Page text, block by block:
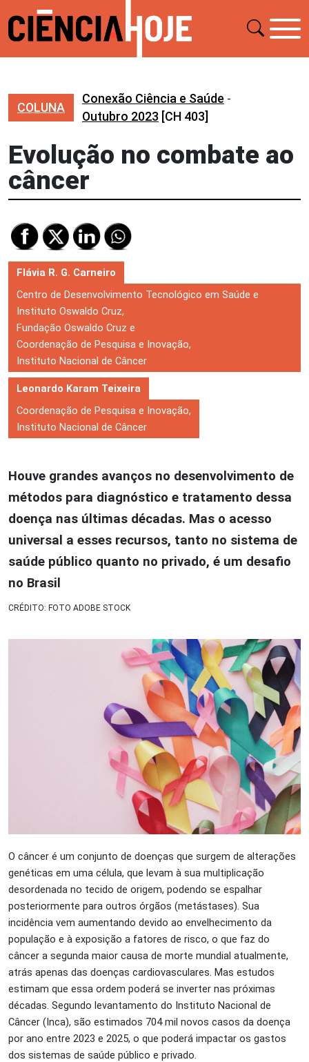
COLUNA
Conexão Ciência e Saúde -
Outubro 2023 [CH 403]
Evolução no combate ao
câncer
Flávia R. G. Carneiro
Centro de Desenvolvimento Tecnológico em Saúde e
Instituto Oswaldo Cruz,
Fundação Oswaldo Cruz e
Coordenação de Pesquisa e Inovação,
Instituto Nacional de Câncer
Leonardo Karam Teixeira
Coordenação de Pesquisa e Inovação,
Instituto Nacional de Câncer
Houve grandes avanços no desenvolvimento de
métodos para diagnóstico e tratamento dessa
doença nas últimas décadas. Mas o acesso
universal a esses recursos, tanto no sistema de
saúde público quanto no privado, é um desafio
no Brasil
CRÉDITO: FOTO ADOBE STOCK
O câncer é um conjunto de doenças que surgem de alterações
genéticas em uma célula, que levam à sua multiplicação
desordenada no tecido de origem, podendo se espalhar
posteriormente para outros órgãos (metástases). Sua
incidência vem aumentando devido ao envelhecimento da
população e à exposição a fatores de risco, o que faz do
câncer a segunda maior causa de morte mundial atualmente,
atrás apenas das doenças cardiovasculares. Mas estudos
estimam que essa ordem poderá se inverter nas próximas
décadas. Segundo levantamento do Instituto Nacional de
Câncer (Inca), são estimados 704 mil novos casos da doença
por ano entre 2023 e 2025, o que poderá impactar os gastos
dos sistemas de saúde público e privado.